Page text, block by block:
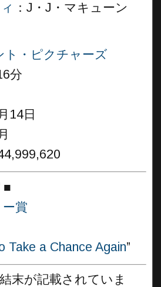
：J・J・マキューン
ト・ピクチャーズ
分
14日
■
賞
Take a Chance Again”
末が記載されていま